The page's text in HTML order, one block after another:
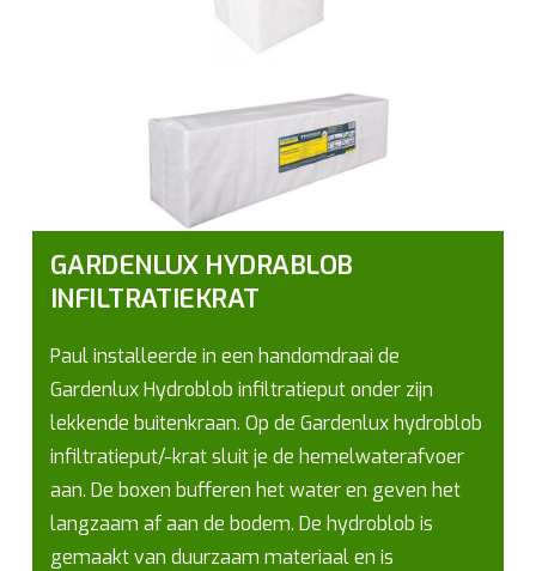
GARDENLUX HYDRABLOB
INFILTRATIEKRAT
Paul installeerde in een handomdraai de
Gardenlux Hydroblob infiltratieput onder zijn
lekkende buitenkraan. Op de Gardenlux hydroblob
infiltratieput/-krat sluit je de hemelwaterafvoer
aan. De boxen bufferen het water en geven het
langzaam af aan de bodem. De hydroblob is
gemaakt van duurzaam materiaal en is